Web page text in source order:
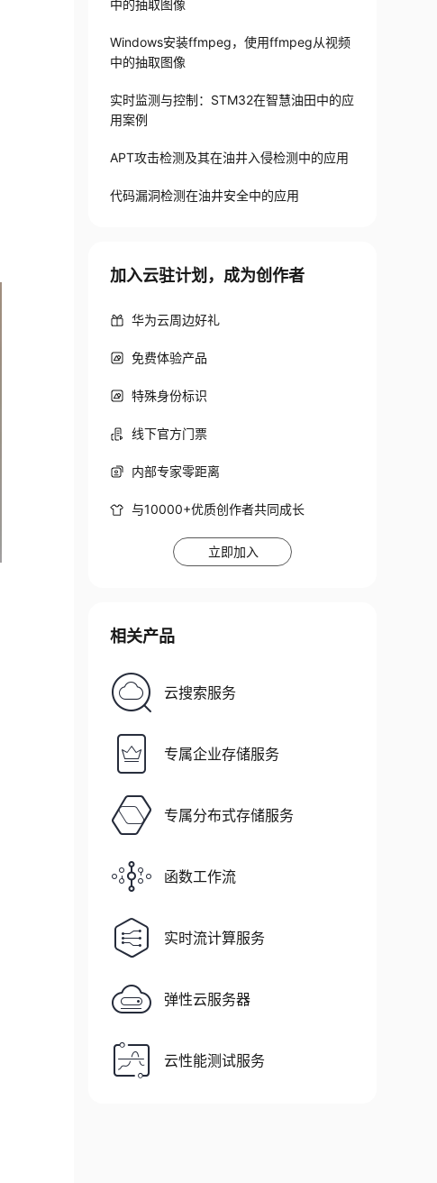
中的抽取图像
Windows安装ffmpeg，使用ffmpeg从视频
中的抽取图像
实时监测与控制：STM32在智慧油田中的应
用案例
APT攻击检测及其在油井入侵检测中的应用
代码漏洞检测在油井安全中的应用
加入云驻计划，成为创作者
华为云周边好礼
免费体验产品
特殊身份标识
线下官方门票
内部专家零距离
与10000+优质创作者共同成长
立即加入
相关产品
云搜索服务
专属企业存储服务
专属分布式存储服务
函数工作流
实时流计算服务
弹性云服务器
云性能测试服务